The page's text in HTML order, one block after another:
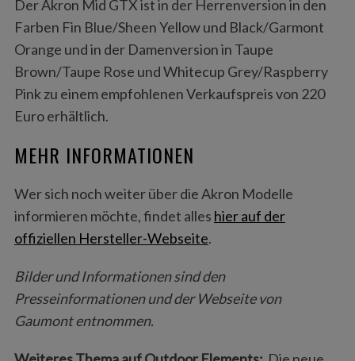
Der Akron Mid GTX ist in der Herrenversion in den
Farben Fin Blue/Sheen Yellow und Black/Garmont
Orange und in der Damenversion in Taupe
Brown/Taupe Rose und Whitecup Grey/Raspberry
Pink zu einem empfohlenen Verkaufspreis von 220
Euro erhältlich.
MEHR INFORMATIONEN
Wer sich noch weiter über die Akron Modelle
informieren möchte, findet alles hier auf der
offiziellen Hersteller-Webseite.
Bilder und Informationen sind den
Presseinformationen und der Webseite von
Gaumont entnommen.
e
a
r
c